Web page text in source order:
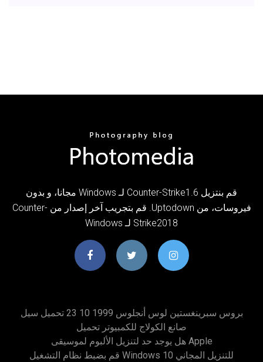
‫قم بنتزيل Counter-Strike1.6 لـ Windows مجانا، و بدون
فيروسات، من Uptodown. قم بتجريب آخر إصدار من Counter-
Strike2018 لـ Windows
بروس سبرينغستين لوس أنجلوس 1999 10 23 تحميل سيل
صانع الكولاج للكمبيوتر تحميل
هل يوجد حد لتنزيل الألبوم لموسيقى Apple
قم بضبط نظام التشغيل Windows 10 للتنزيل المجاني